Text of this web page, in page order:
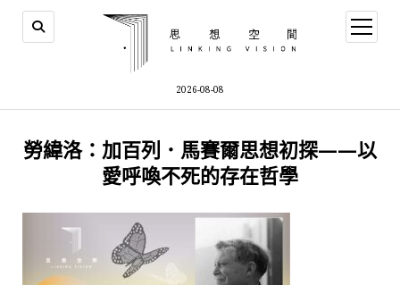
2026-08-08
open
menu
勞緯洛：加百列．馬賽爾思想初探——以
愛呼喚不死的存在哲學